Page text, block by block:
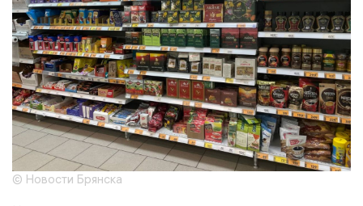
© Новости Брянска